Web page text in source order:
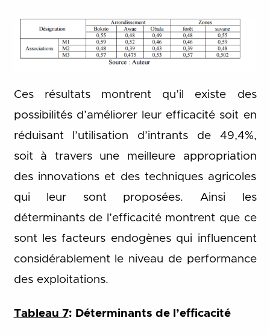
Ces résultats montrent qu’il existe des
possibilités d’améliorer leur efficacité soit en
réduisant l’utilisation d’intrants de 49,4%,
soit à travers une meilleure appropriation
des innovations et des techniques agricoles
qui leur sont proposées. Ainsi les
déterminants de l’efficacité montrent que ce
sont les facteurs endogènes qui influencent
considérablement le niveau de performance
des exploitations.
Tableau 7: Déterminants de l’efficacité